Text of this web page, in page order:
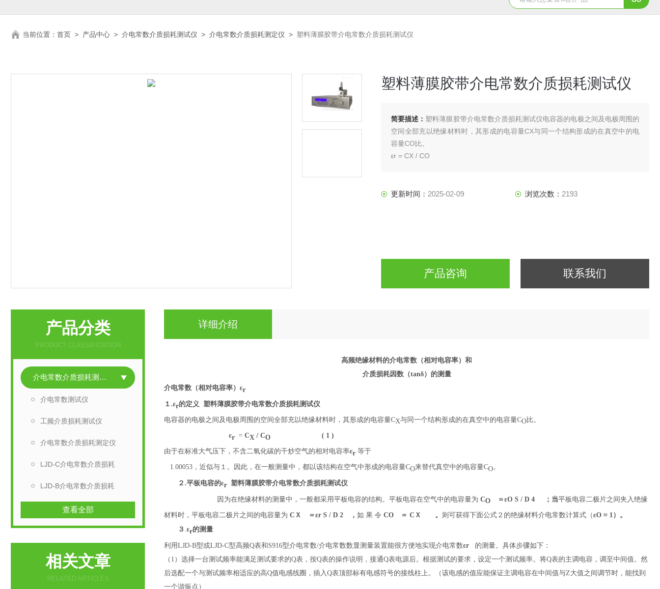
当前位置： 首页 > 产品中心 > 介电常数介质损耗测试仪 > 介电常数介质损耗测定仪 > 塑料薄膜胶带介电常数介质损耗测试仪
塑料薄膜胶带介电常数介质损耗测试仪
简要描述： 塑料薄膜胶带介电常数介质损耗测试仪电容器的电极之间及电极周围的
空间全部充以绝缘材料时，其形成的电容量CX与同一个结构形成的在真空中的电
容量CO比。
εr = CX / CO
更新时间： 2025-02-09 浏览次数： 2193
产品咨询 联系我们
产品分类
PRODUCT CLASSIFICATION
介电常数介质损耗测试仪
介电常数测试仪
工频介质损耗测试仪
介电常数介质损耗测定仪
LJD-C介电常数介质损耗
LJD-B介电常数介质损耗
查看全部
相关文章
RELATED ARTICLES
详细介绍
高频绝缘材料的介电常数（相对电容率）和
介质损耗因数（tanδ）的测量
介电常数（相对电容率） εr
１.εr的定义 塑料薄膜胶带介电常数介质损耗测试仪
电容器的电极之间及电极周围的空间全部充以绝缘材料时，其形成的电容量CX与同一个结构形成的在真空中的电容量CO比。
εr = CX / CO ( 1 )
由于在标准大气压下，不含二氧化碳的干炒空气的相对电容率εr 等于
1.00053，近似与１。因此，在一般测量中，都以该结构在空气中形成的电容量CO来替代真空中的电容量CO。
２.平板电容的εr 塑料薄膜胶带介电常数介质损耗测试仪
因为在绝缘材料的测量中，一般都采用平板电容的结构。平板电容在空气中的电容量为 CO ＝εO S / D 4 ；当平板电容 二极片之间夹入绝缘
材料时， 平板电容二极片之间 的电容量为 C Ｘ ＝εr S / D 2 ， 如 果 令 CO ＝ C Ｘ 。 则可获得下面公式２的绝缘材料介电常数计算式（εO ≈ 1）。
３ .εr的测量
利用LJD-B型或LJD-C型高频Q表和S916型介电常数/介电常数数显测量装置能很方便地实现介电常数εr
的测量。具体步骤如下：
（1）选择一台测试频率能满足测试要求的Q表，按Q表的操作说明，接通Q表电源后。根据测试的要求，设定一个测试频率。将Q表的主调电容，调至中间值。然
后选配一个与测试频率相适应的高Q值电感线圈 ，插入Q表顶部标有电感符号的接线柱上。（该电感的值应能保证主调电容在中间值与Z大值之间调节时，能找到
一个谐振点）